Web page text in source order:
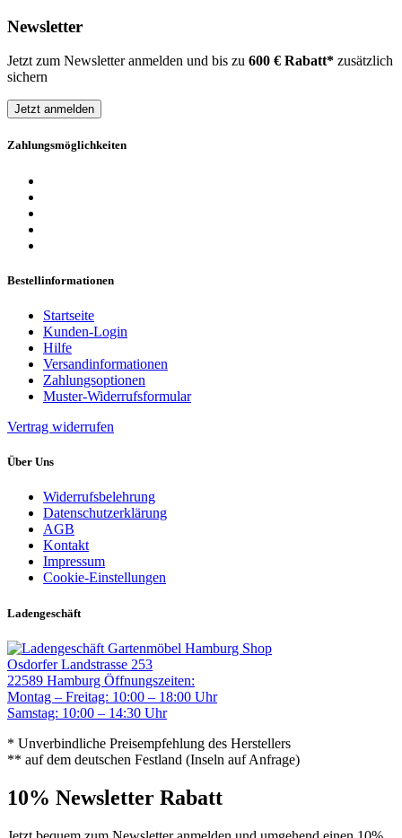
Newsletter
Jetzt zum Newsletter anmelden und bis zu 600 € Rabatt* zusätzlich
sichern
Jetzt anmelden
Zahlungsmöglichkeiten
Bestellinformationen
Startseite
Kunden-Login
Hilfe
Versandinformationen
Zahlungsoptionen
Muster-Widerrufsformular
Vertrag widerrufen
Über Uns
Widerrufsbelehrung
Datenschutzerklärung
AGB
Kontakt
Impressum
Cookie-Einstellungen
Ladengeschäft
Gartenmöbel Hamburg Shop
Osdorfer Landstrasse 253
22589 Hamburg Öffnungszeiten:
Montag – Freitag: 10:00 – 18:00 Uhr
Samstag: 10:00 – 14:30 Uhr
* Unverbindliche Preisempfehlung des Herstellers
** auf dem deutschen Festland (Inseln auf Anfrage)
10% Newsletter Rabatt